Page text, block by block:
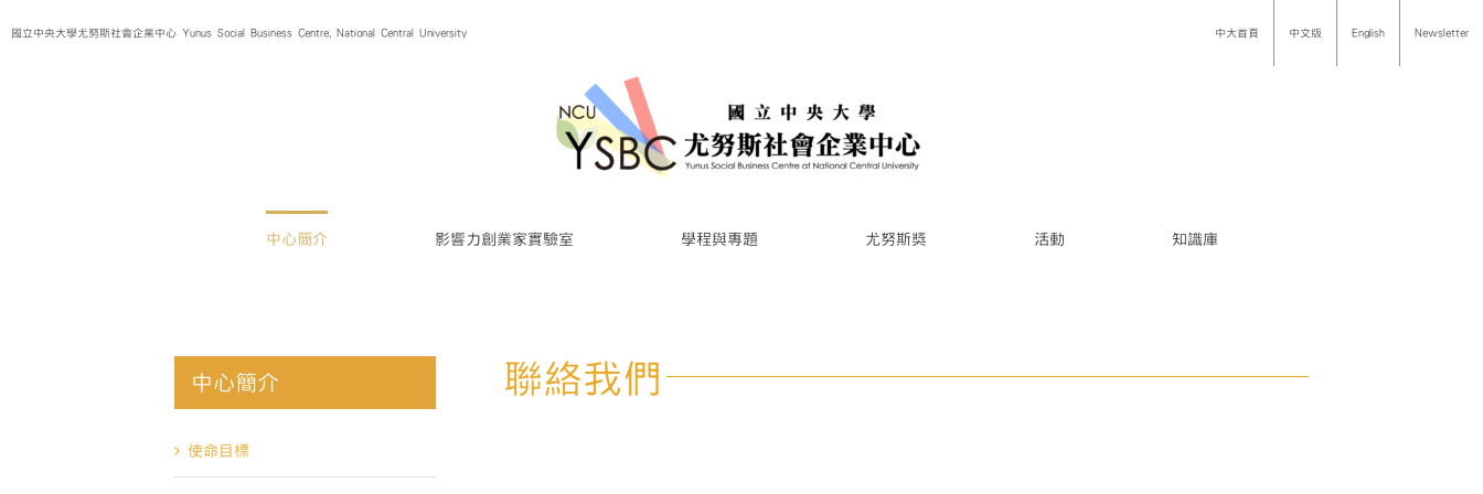
to國立中央大學尤努斯社會企業中心 Yunus Social Business Centre, National Central University 中大首頁 中文版 English Newsletter
中心簡介 影響力創業家實驗室 學程與專題 尤努斯獎 活動 知識庫
聯絡我們
中心簡介
使命目標